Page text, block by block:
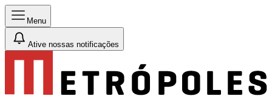
Menu
Ative nossas notificações